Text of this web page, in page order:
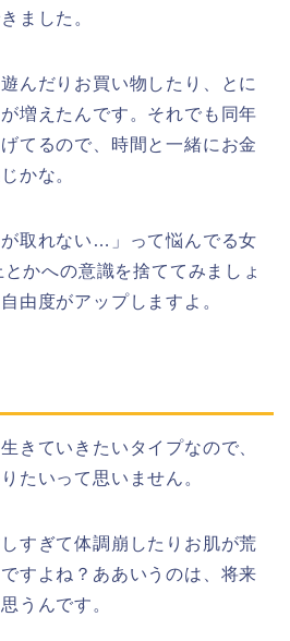
ました。
んだりお買い物したり、とに
増えたんです。それでも同年
てるので、時間と一緒にお金
かな。
が取れない…」って悩んでる女
かへの意識を捨ててみましょ
由度がアップしますよ。
きていきたいタイプなので、
たいって思いません。
すぎて体調崩したりお肌が荒
すよね？ああいうのは、将来
うんです。